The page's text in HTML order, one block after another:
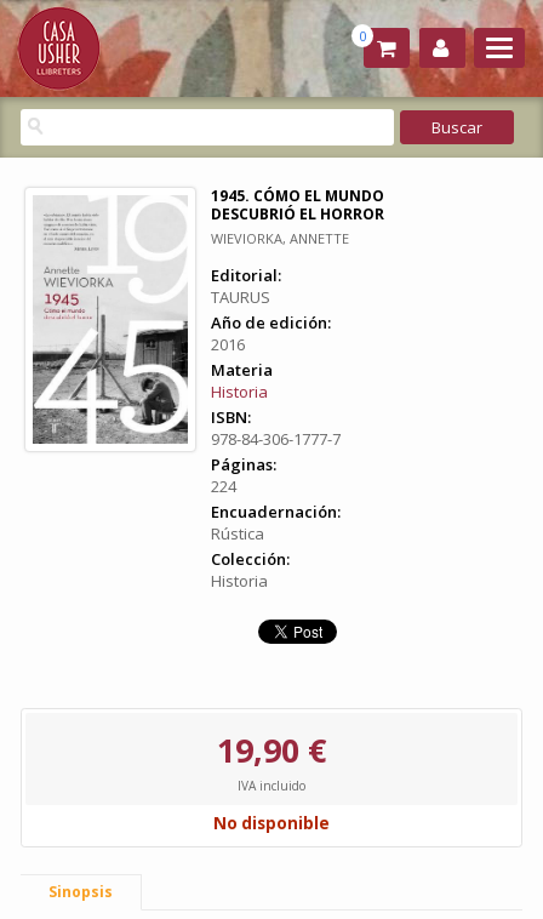
0
1945. CÓMO EL MUNDO
DESCUBRIÓ EL HORROR
WIEVIORKA, ANNETTE
Editorial:
TAURUS
Año de edición:
2016
Materia
Historia
ISBN:
978-84-306-1777-7
Páginas:
224
Encuadernación:
Rústica
Colección:
Historia
19,90 €
IVA incluido
No disponible
Sinopsis